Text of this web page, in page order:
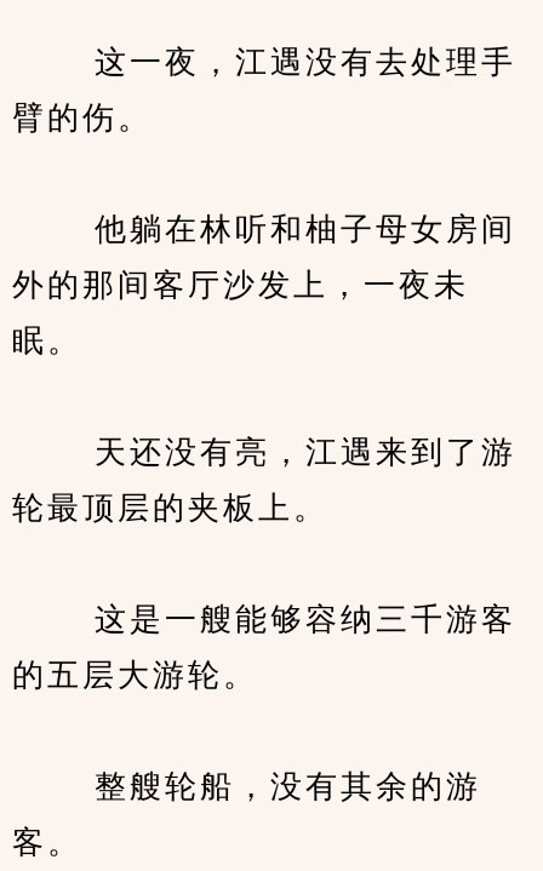
这一夜，江遇没有去处理手
臂的伤。
他躺在林听和柚子母女房间
外的那间客厅沙发上，一夜未
眠。
天还没有亮，江遇来到了游
轮最顶层的夹板上。
这是一艘能够容纳三千游客
的五层大游轮。
整艘轮船，没有其余的游
客。